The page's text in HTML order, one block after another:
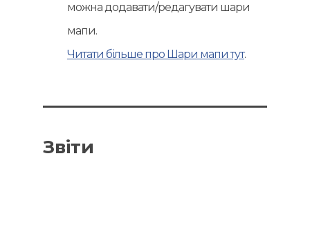
можна додавати/редагувати шари
мапи.
Читати більше про Шари мапи тут.
Звіти